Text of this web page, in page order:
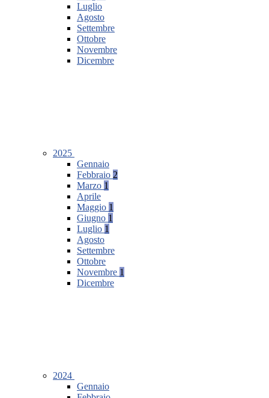
Luglio
Agosto
Settembre
Ottobre
Novembre
Dicembre
2025
Gennaio
Febbraio 2
Marzo 1
Aprile
Maggio 1
Giugno 1
Luglio 1
Agosto
Settembre
Ottobre
Novembre 1
Dicembre
2024
Gennaio